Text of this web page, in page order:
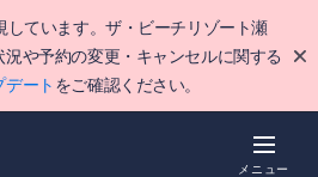
しています。ザ・ビーチリゾート瀬
や予約の変更・キャンセルに関する
デート をご確認ください。
メニュー